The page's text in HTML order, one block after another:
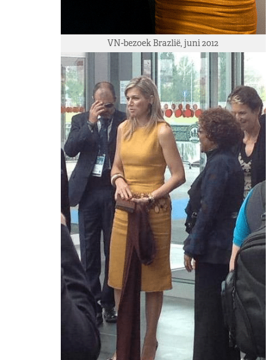
VN-bezoek Brazlië, juni 2012